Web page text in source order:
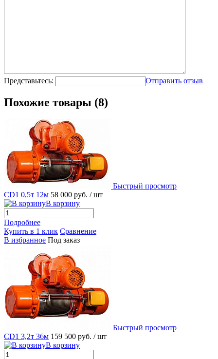
Представьтесь: Отправить отзыв
Похожие товары (8)
Быстрый просмотр
CD1 0,5т 12м 58 000 руб. / шт
В корзину
Подробнее
Купить в 1 клик Сравнение
В избранное Под заказ
Быстрый просмотр
CD1 3,2т 36м 159 500 руб. / шт
В корзину